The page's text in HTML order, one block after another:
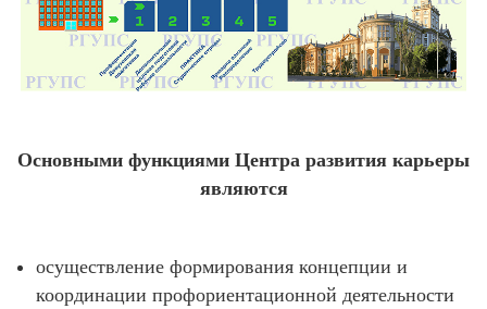
Основными функциями Центра развития карьеры
являются
осуществление формирования концепции и
координации профориентационной деятельности